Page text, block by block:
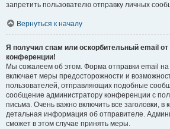
запретить пользователю отправку личных
Вернуться к началу
Я получил спам или оскорбительный email от
конференции!
Мы сожалеем об этом. Форма отправки email
включает меры предосторожности и
пользователей, отправляющих подобные
сообщение администратору конференции с
письма. Очень важно включить все заголовки, в
детальная информация об отправителе.
сможет в этом случае принять меры.